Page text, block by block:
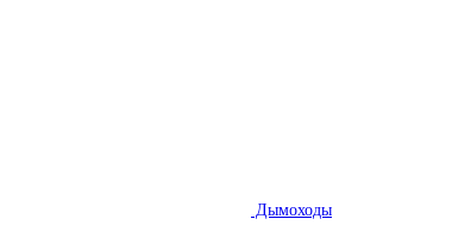
Дымоходы